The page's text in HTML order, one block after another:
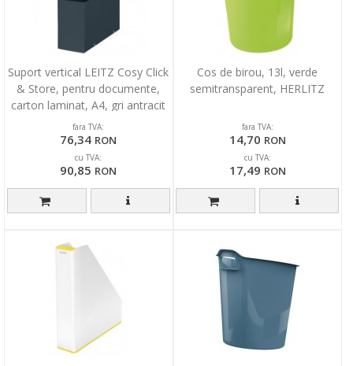
Suport vertical LEITZ Cosy Click
& Store, pentru documente,
carton laminat, A4, gri antracit
fara TVA:
76,34 RON
cu TVA:
90,85 RON
Cos de birou, 13l, verde
semitransparent, HERLITZ
fara TVA:
14,70 RON
cu TVA:
17,49 RON